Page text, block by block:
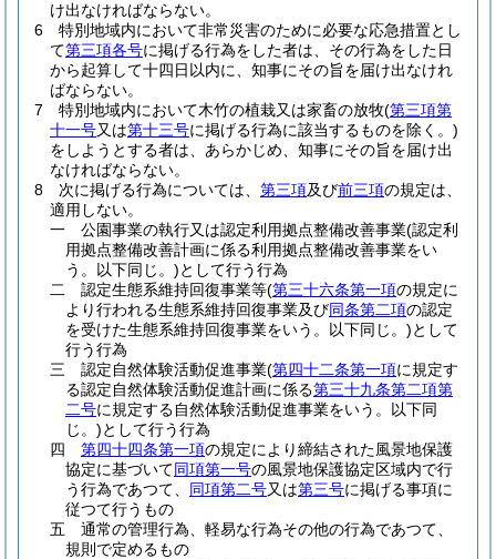
け出なければならない。
6
特別地域内において非常災害のために必要な応急措置とし
て第三項各号に掲げる行為をした者は、その行為をした日
から起算して十四日以内に、知事にその旨を届け出なけれ
ばならない。
7
特別地域内において木竹の植栽又は家畜の放牧(第三項第
十一号又は第十三号に掲げる行為に該当するものを除く。)
をしようとする者は、あらかじめ、知事にその旨を届け出
なければならない。
8
次に掲げる行為については、 第三項及び前三項の規定は、
適用しない。
一
公園事業の執行又は認定利用拠点整備改善事業(認定利
用拠点整備改善計画に係る利用拠点整備改善事業をい
う。以下同じ。)として行う行為
二
認定生態系維持回復事業等(第三十六条第一項の規定に
より行われる生態系維持回復事業及び同条第二項の認定
を受けた生態系維持回復事業をいう。以下同じ。)として
行う行為
三
認定自然体験活動促進事業(第四十二条第一項に規定す
る認定自然体験活動促進計画に係る第三十九条第二項第
二号に規定する自然体験活動促進事業をいう。以下同
じ。)として行う行為
四
第四十四条第一項の規定により締結された風景地保護
協定に基づいて同項第一号の風景地保護協定区域内で行
う行為であつて、 同項第二号又は第三号に掲げる事項に
従つて行うもの
五
通常の管理行為、軽易な行為その他の行為であつて、
規則で定めるもの